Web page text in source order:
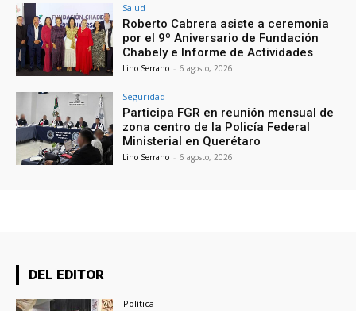
Salud
Roberto Cabrera asiste a ceremonia
por el 9º Aniversario de Fundación
Chabely e Informe de Actividades
Lino Serrano - 6 agosto, 2026
Seguridad
Participa FGR en reunión mensual de
zona centro de la Policía Federal
Ministerial en Querétaro
Lino Serrano - 6 agosto, 2026
DEL EDITOR
Política